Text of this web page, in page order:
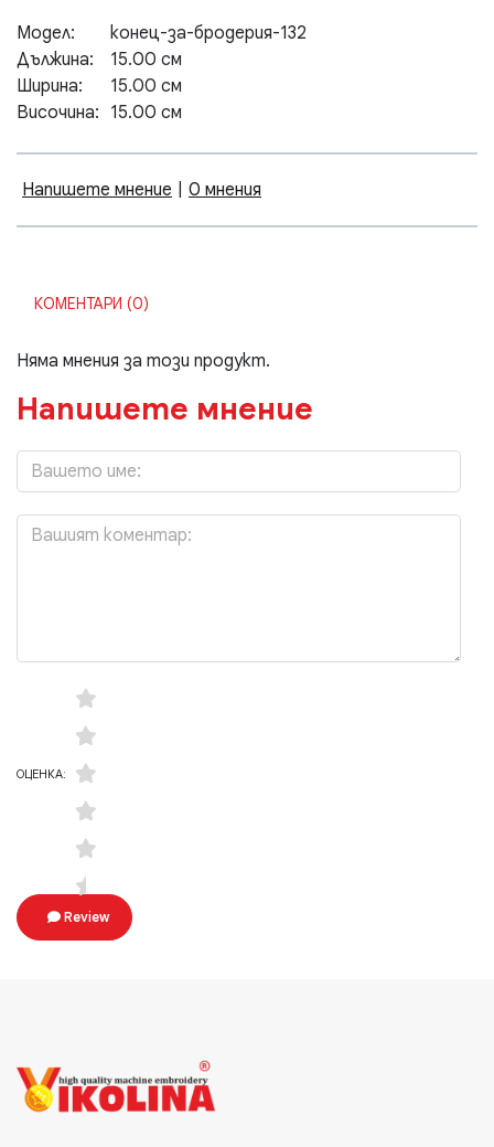
Модел:
конец-за-бродерия-132
Дължина:
15.00 см
Ширина:
15.00 см
Височина: 15.00 см
Напишете мнение 0 мнения
КОМЕНТАРИ (0)
Няма мнения за този продукт.
Напишете мнение
ОЦЕНКА:
Review